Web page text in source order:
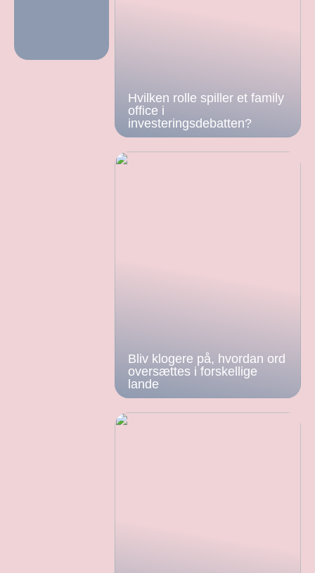
Hvilken rolle spiller et family
office i
investeringsdebatten?
Bliv klogere på, hvordan ord
oversættes i forskellige
lande